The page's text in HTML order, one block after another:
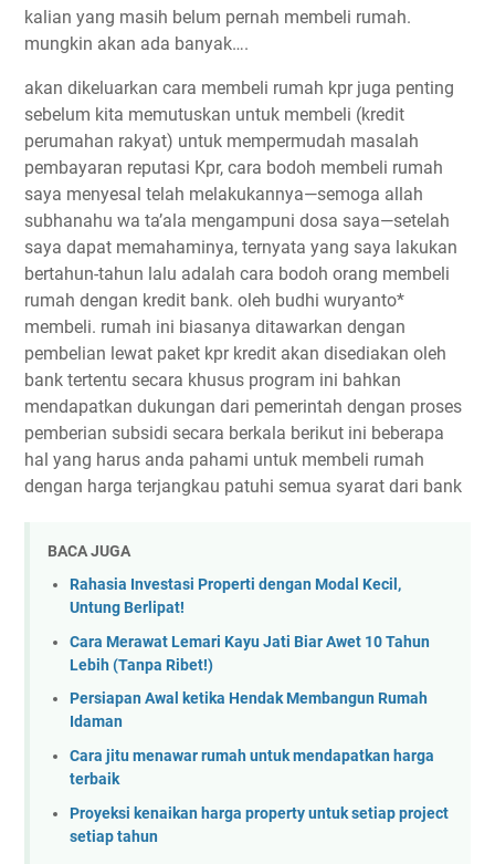
kalian yang masih belum pernah membeli rumah.
mungkin akan ada banyak….
akan dikeluarkan cara membeli rumah kpr juga penting
sebelum kita memutuskan untuk membeli (kredit
perumahan rakyat) untuk mempermudah masalah
pembayaran reputasi Kpr, cara bodoh membeli rumah
saya menyesal telah melakukannya—semoga allah
subhanahu wa ta’ala mengampuni dosa saya—setelah
saya dapat memahaminya, ternyata yang saya lakukan
bertahun-tahun lalu adalah cara bodoh orang membeli
rumah dengan kredit bank. oleh budhi wuryanto*
membeli. rumah ini biasanya ditawarkan dengan
pembelian lewat paket kpr kredit akan disediakan oleh
bank tertentu secara khusus program ini bahkan
mendapatkan dukungan dari pemerintah dengan proses
pemberian subsidi secara berkala berikut ini beberapa
hal yang harus anda pahami untuk membeli rumah
dengan harga terjangkau patuhi semua syarat dari bank
BACA JUGA
Rahasia Investasi Properti dengan Modal Kecil,
Untung Berlipat!
Cara Merawat Lemari Kayu Jati Biar Awet 10 Tahun
Lebih (Tanpa Ribet!)
Persiapan Awal ketika Hendak Membangun Rumah
Idaman
Cara jitu menawar rumah untuk mendapatkan harga
terbaik
Proyeksi kenaikan harga property untuk setiap project
setiap tahun